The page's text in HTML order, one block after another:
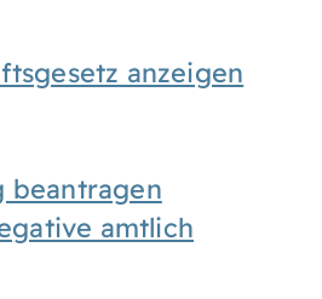
anzeigen
beantragen
amtlich